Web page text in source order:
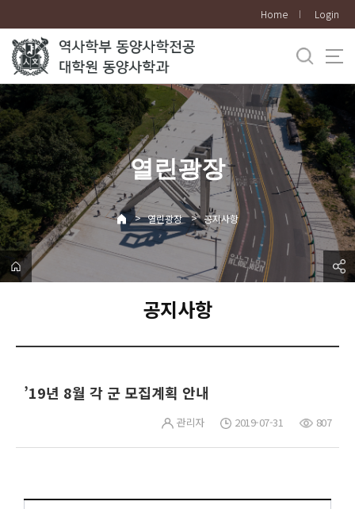
로
메
뉴
Home Login
열린광장
> 열린광장 > 공지사항
공지사항
’19년 8월 각 군 모집계획 안내
관리자 2019-07-31 807